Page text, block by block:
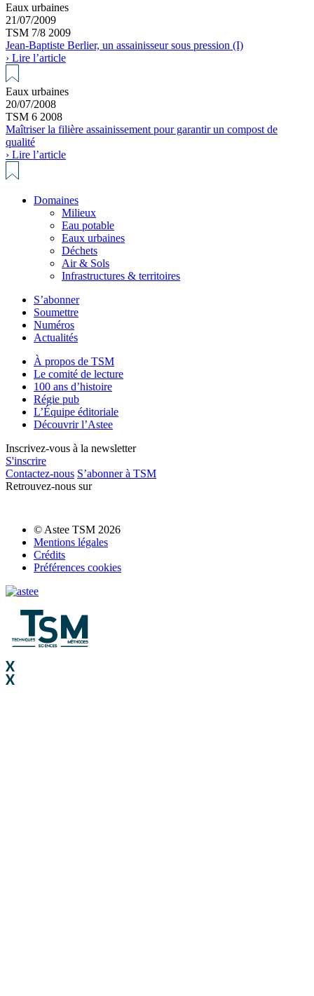
Eaux urbaines
21/07/2009
TSM 7/8 2009
Jean-Baptiste Berlier, un assainisseur sous pression (I)
› Lire l’article
Eaux urbaines
20/07/2008
TSM 6 2008
Maîtriser la filière assainissement pour garantir un compost de
qualité
› Lire l’article
Domaines
Milieux
Eau potable
Eaux urbaines
Déchets
Air & Sols
Infrastructures & territoires
S’abonner
Soumettre
Numéros
Actualités
À propos de TSM
Le comité de lecture
100 ans d’histoire
Régie pub
L’Équipe éditoriale
Découvrir l’Astee
Inscrivez-vous à la newsletter
S'inscrire
Contactez-nous S’abonner à TSM
Retrouvez-nous sur
© Astee TSM 2026
Mentions légales
Crédits
Préférences cookies